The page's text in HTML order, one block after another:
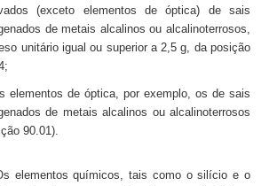
(exceto elementos de óptica) de sais
de metais alcalinos ou alcalinoterrosos,
unitário igual ou superior a 2,5 g, da posição
elementos de óptica, por exemplo, os de sais
de metais alcalinos ou alcalinoterrosos
90.01).
elementos químicos, tais como o silício e o